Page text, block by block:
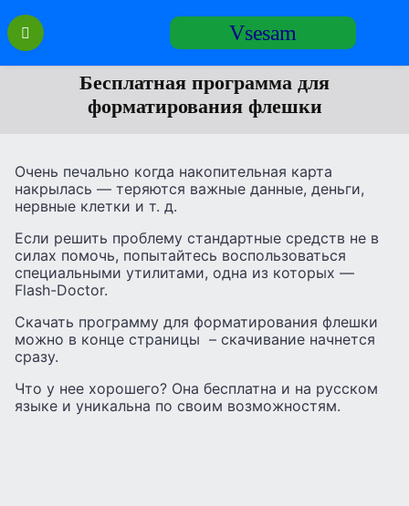
Перейти
содержанию
Vsesam
Бесплатная программа для
форматирования флешки
Очень печально когда накопительная карта
накрылась — теряются важные данные, деньги,
нервные клетки и т. д.
Если решить проблему стандартные средств не в
силах помочь, попытайтесь воспользоваться
специальными утилитами, одна из которых —
Flash-Doctor.
Скачать программу для форматирования флешки
можно в конце страницы – скачивание начнется
сразу.
Что у нее хорошего? Она бесплатна и на русском
языке и уникальна по своим возможностям.